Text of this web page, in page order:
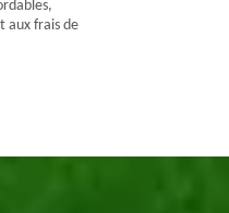
aux frais de